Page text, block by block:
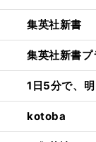
集英社新書
集英社新書
1日5分で、
kotoba